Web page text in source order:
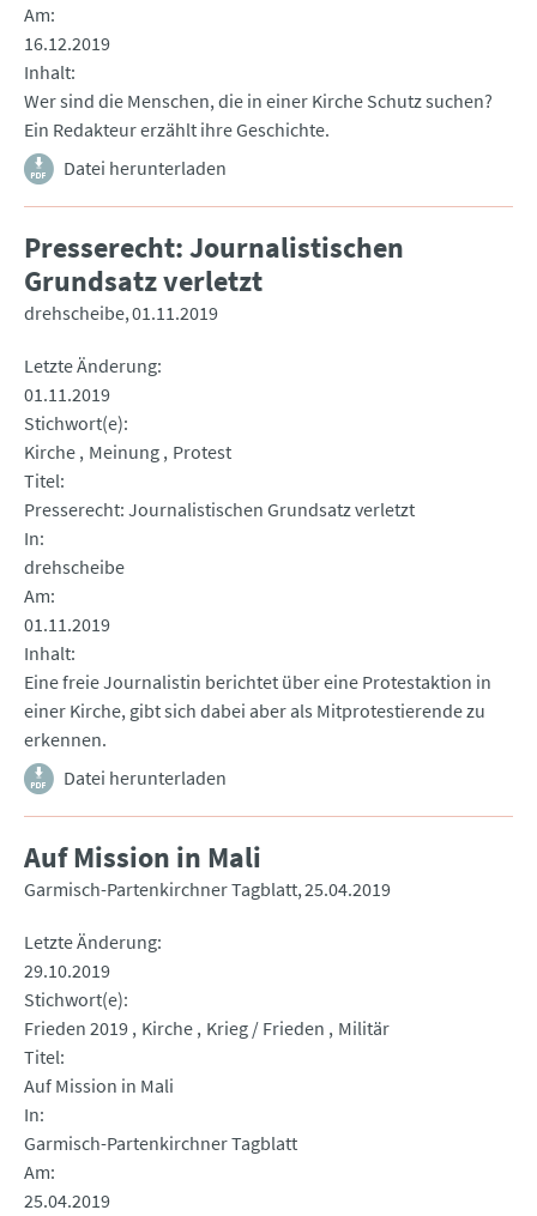
Am
16.12.2019
Inhalt
Wer sind die Menschen, die in einer Kirche Schutz suchen?
Ein Redakteur erzählt ihre Geschichte.
Datei herunterladen
Presserecht: Journalistischen
Grundsatz verletzt
drehscheibe 01.11.2019
Letzte Änderung
01.11.2019
Stichwort(e)
Kirche Meinung Protest
Titel
Presserecht: Journalistischen Grundsatz verletzt
In
drehscheibe
Am
01.11.2019
Inhalt
Eine freie Journalistin berichtet über eine Protestaktion in
einer Kirche, gibt sich dabei aber als Mitprotestierende zu
erkennen.
Datei herunterladen
Auf Mission in Mali
Garmisch-Partenkirchner Tagblatt 25.04.2019
Letzte Änderung
29.10.2019
Stichwort(e)
Frieden 2019 Kirche Krieg / Frieden
Militär
Titel
Auf Mission in Mali
In
Garmisch-Partenkirchner Tagblatt
Am
25.04.2019